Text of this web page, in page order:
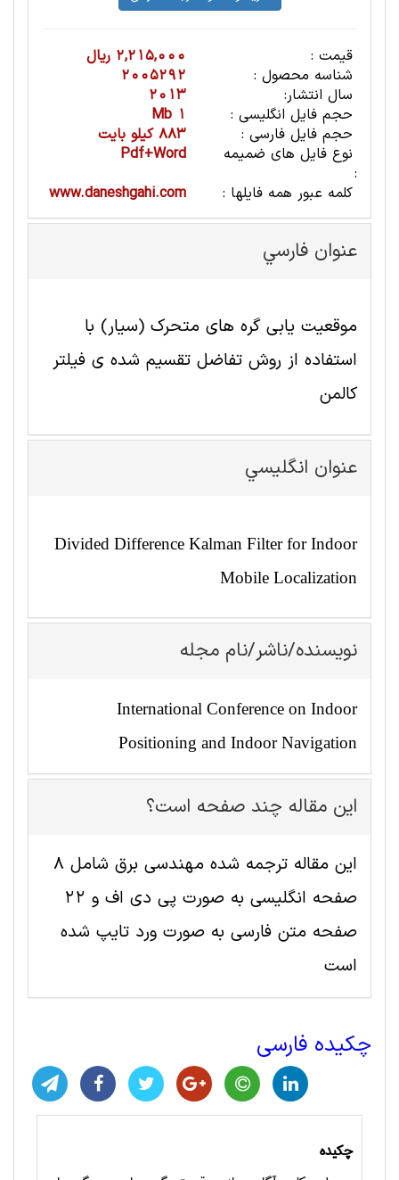
قیمت :
2,215,000 ریال
شناسه محصول :
2005292
سال انتشار:
2013
حجم فایل انگلیسی :
1 Mb
حجم فایل فارسی :
883 کیلو بایت
نوع فایل های ضمیمه
:
Pdf+Word
کلمه عبور همه فایلها :
www.daneshgahi.com
عنوان فارسي
موقعیت یابی گره های متحرک (سیار) با
استفاده از روش تفاضل تقسیم شده ی فیلتر
کالمن
عنوان انگليسي
Divided Difference Kalman Filter for Indoor
Mobile Localization
نویسنده/ناشر/نام مجله
International Conference on Indoor
Positioning and Indoor Navigation
این مقاله چند صفحه است؟
این مقاله ترجمه شده مهندسی برق شامل 8
صفحه انگلیسی به صورت پی دی اف و 22
صفحه متن فارسی به صورت ورد تایپ شده
است
چکیده فارسی
چکیده